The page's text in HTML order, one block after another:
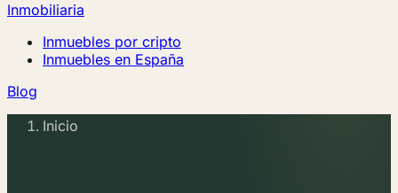
Inmobiliaria
Inmuebles por cripto
Inmuebles en España
Blog
Inicio